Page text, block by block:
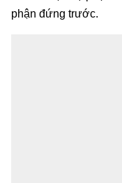
phận đứng trước.